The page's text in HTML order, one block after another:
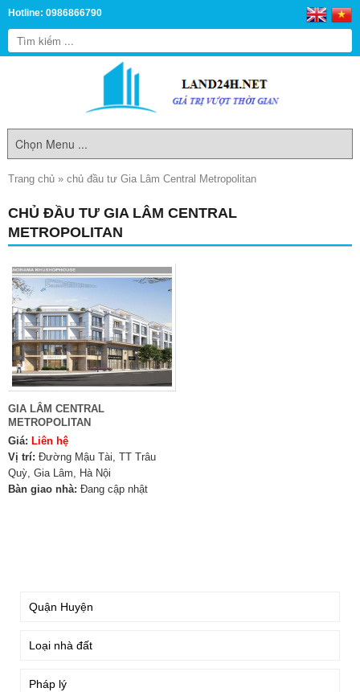
Hotline: 0986866790
Trang chủ » chủ đầu tư Gia Lâm Central Metropolitan
CHỦ ĐẦU TƯ GIA LÂM CENTRAL
METROPOLITAN
GIA LÂM CENTRAL
METROPOLITAN
Giá: Liên hệ
Vị trí: Đường Mậu Tài, TT Trâu
Quỳ, Gia Lâm, Hà Nội
Bàn giao nhà: Đang cập nhật